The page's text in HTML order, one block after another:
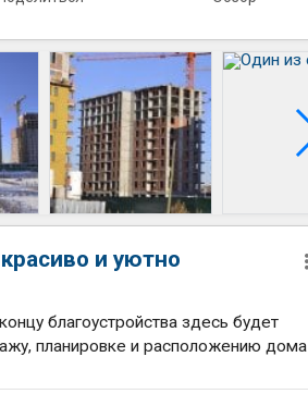
и уютно
благоустройства здесь будет
планировке и расположению дома